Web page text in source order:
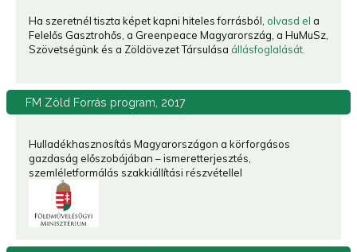
Ha szeretnél tiszta képet kapni hiteles forrásból, olvasd el a
Felelős Gasztrohős, a Greenpeace Magyarország, a HuMuSz,
Szövetségünk és a Zöldövezet Társulása állásfoglalását.
FM Zöld Forrás program, 2017
Hulladékhasznosítás Magyarországon a körforgásos
gazdaság előszobájában – ismeretterjesztés,
szemléletformálás szakkiállítási részvétellel